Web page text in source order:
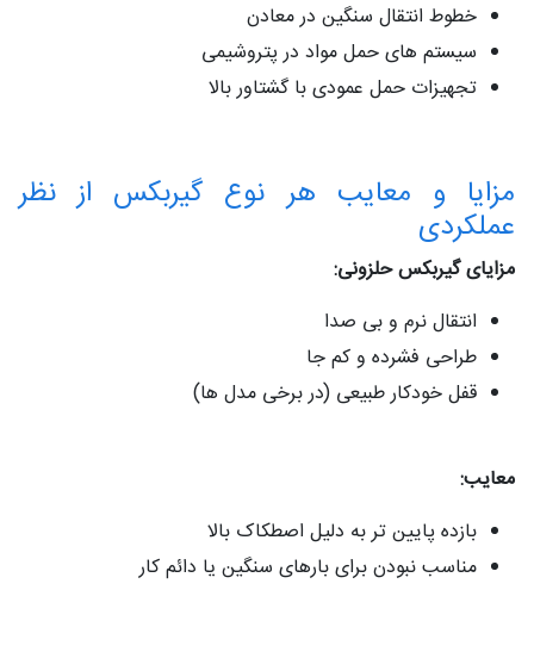
خطوط انتقال سنگین در معادن
سیستم‌ های حمل مواد در پتروشیمی
تجهیزات حمل عمودی با گشتاور بالا
مزایا و معایب هر نوع گیربکس از نظر
عملکردی
مزایای گیربکس حلزونی:
انتقال نرم و بی‌ صدا
طراحی فشرده و کم‌ جا
قفل خودکار طبیعی (در برخی مدل‌ ها)
معایب:
بازده پایین‌ تر به دلیل اصطکاک بالا
مناسب نبودن برای بارهای سنگین یا دائم‌ کار